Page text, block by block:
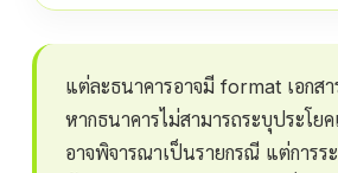
แต่ละธนาคารอาจมี format เอกส
หากธนาคารไม่สามารถระบุประโย
อาจพิจารณาเป็นรายกรณี แต่การร